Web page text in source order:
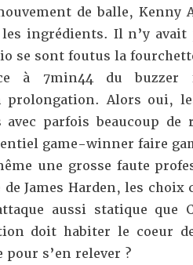
de balle, Kenny
ingrédients. Il n’y avait
se sont foutus la
à 7min44 du
prolongation. Alors oui,
parfois beaucoup de
game-winner faire
une grosse faute
de James Harden, les
aussi statique que
doit habiter le coeur
s’en relever ?